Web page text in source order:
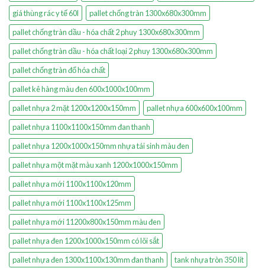
giá thùng rác y tế 60l
pallet chống tràn 1300x680x300mm
pallet chống tràn dầu - hóa chất 2 phuy 1300x680x300mm
pallet chống tràn dầu - hóa chất loại 2 phuy 1300x680x300mm
pallet chống tràn đổ hóa chất
pallet kê hàng màu đen 600x1000x100mm
pallet nhựa 2 mặt 1200x1200x150mm
pallet nhựa 600x600x100mm
pallet nhựa 1100x1100x150mm đan thanh
pallet nhựa 1200x1000x150mm nhựa tái sinh màu đen
pallet nhựa một mặt màu xanh 1200x1000x150mm
pallet nhựa mới 1100x1100x120mm
pallet nhựa mới 1100x1100x125mm
pallet nhựa mới 11200x800x150mm màu đen
pallet nhựa đen 1200x1000x150mm có lõi sắt
pallet nhựa đen 1300x1100x130mm đan thanh
tank nhựa tròn 350 lít